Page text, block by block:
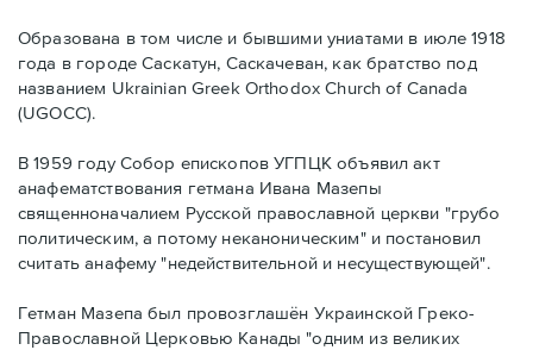
Образована в том числе и бывшими униатами в июле 1918
года в городе Саскатун, Саскачеван, как братство под
названием Ukrainian Greek Orthodox Church of Canada
(UGOCC).
В 1959 году Собор епископов УГПЦК объявил акт
анафематствования гетмана Ивана Мазепы
священноначалием Русской православной церкви "грубо
политическим, а потому неканоническим" и постановил
считать анафему "недействительной и несуществующей".
Гетман Мазепа был провозглашён Украинской Греко-
Православной Церковью Канады "одним из великих